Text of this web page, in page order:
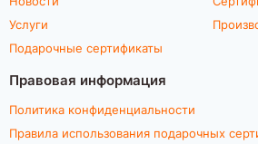
Услуги
Подарочные сертификаты
Правовая информация
Политика конфиденциальности
Правила использования подарочных